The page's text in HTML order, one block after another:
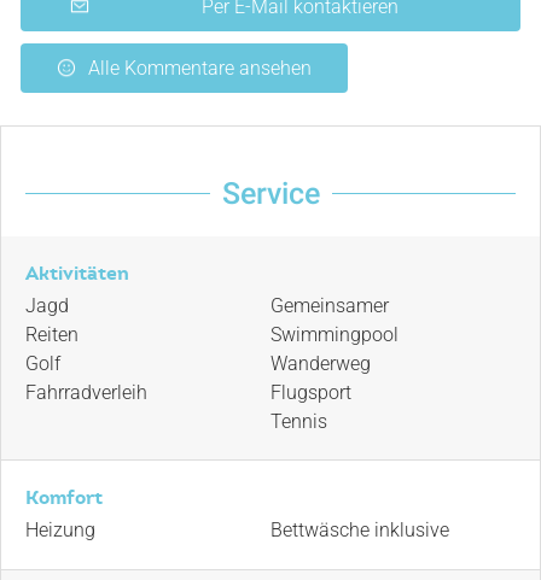
Per E-Mail kontaktieren
Alle Kommentare ansehen
Service
Aktivitäten
Jagd
Reiten
Golf
Fahrradverleih
Gemeinsamer
Swimmingpool
Wanderweg
Flugsport
Tennis
Komfort
Heizung Bettwäsche inklusive